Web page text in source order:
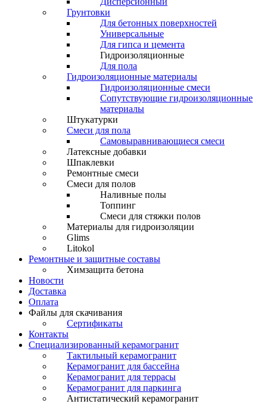
Грунтовки
Для бетонных поверхностей
Универсальные
Для гипса и цемента
Гидроизоляционные
Для пола
Гидроизоляционные материалы
Гидроизоляционные смеси
Сопутствующие гидроизоляционные
материалы
Штукатурки
Смеси для пола
Самовыравнивающиеся смеси
Латексные добавки
Шпаклевки
Ремонтные смеси
Смеси для полов
Наливные полы
Топпинг
Смеси для стяжки полов
Материалы для гидроизоляции
Glims
Litokol
Ремонтные и защитные составы
Химзащита бетона
Новости
Доставка
Оплата
Файлы для скачивания
Сертификаты
Контакты
Специализированный керамогранит
Тактильный керамогранит
Керамогранит для бассейна
Керамогранит для террасы
Керамогранит для паркинга
Антистатический керамогранит